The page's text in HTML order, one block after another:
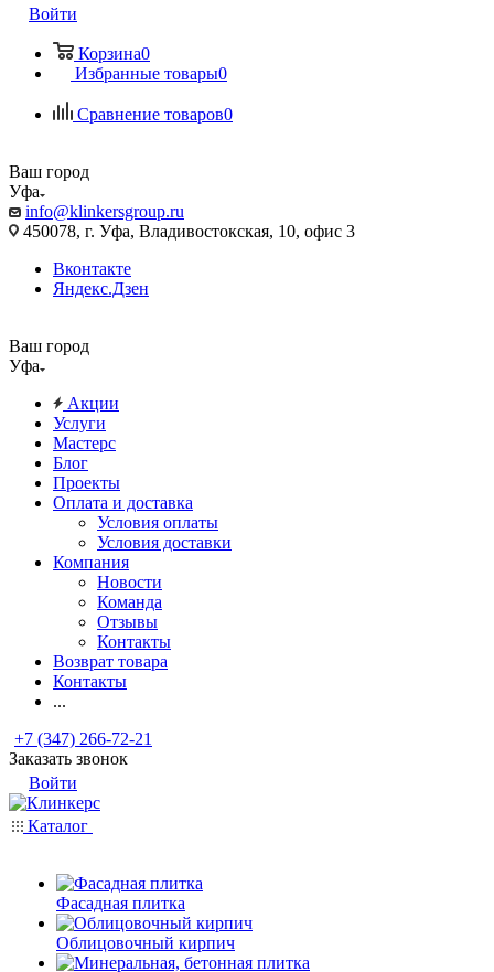
Войти
Корзина0
Избранные товары0
Сравнение товаров0
Ваш город
Уфа
info@klinkersgroup.ru
450078, г. Уфа, Владивостокская, 10, офис 3
Вконтакте
Яндекс.Дзен
Ваш город
Уфа
Акции
Услуги
Мастерс
Блог
Проекты
Оплата и доставка
Условия оплаты
Условия доставки
Компания
Новости
Команда
Отзывы
Контакты
Возврат товара
Контакты
...
+7 (347) 266-72-21
Заказать звонок
Войти
Каталог
Фасадная плитка
Облицовочный кирпич